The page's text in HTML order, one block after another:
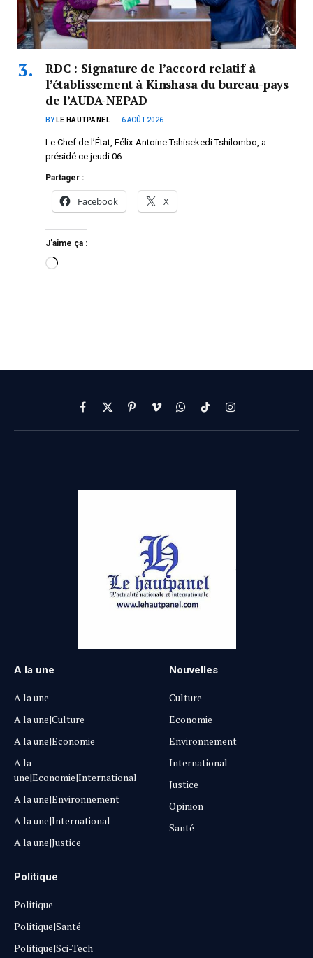
RDC : Signature de l’accord relatif à
l’établissement à Kinshasa du bureau-pays
de l’AUDA-NEPAD
BY LE HAUTPANEL 6 AOÛT 2026
Le Chef de l’État, Félix-Antoine Tshisekedi Tshilombo, a
présidé ce jeudi 06…
Partager :
Facebook X
J’aime ça :
Facebook
X
(Twitter)
PinterestVimeoWhatsApp
TikTokInstagram
A la une
A la une
A la une|Culture
A la une|Economie
A la
une|Economie|International
A la une|Environnement
A la une|International
A la une|Justice
Nouvelles
Culture
Economie
Environnement
International
Justice
Opinion
Santé
Politique
Politique
Politique|Santé
Politique|Sci-Tech